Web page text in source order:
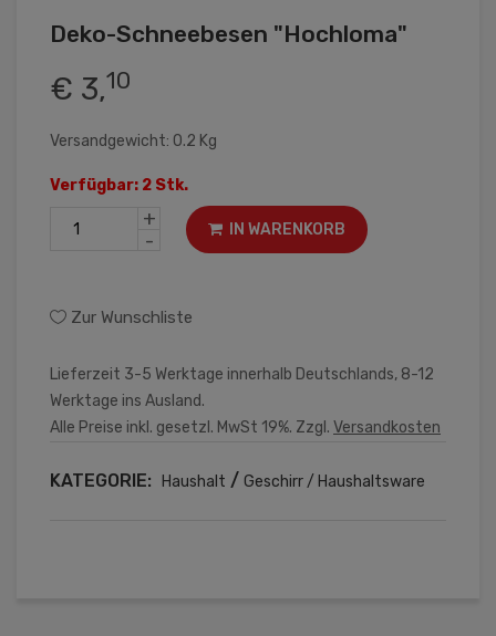
Deko-Schneebesen "Hochloma"
€ 3,10
Versandgewicht: 0.2 Kg
Verfügbar: 2 Stk.
+
-
IN WARENKORB
Zur Wunschliste
Lieferzeit 3-5 Werktage innerhalb Deutschlands, 8-12
Werktage ins Ausland.
Alle Preise inkl. gesetzl. MwSt 19%. Zzgl. Versandkosten
KATEGORIE: Haushalt / Geschirr / Haushaltsware